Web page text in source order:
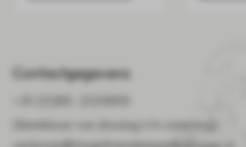
Contactgegevens